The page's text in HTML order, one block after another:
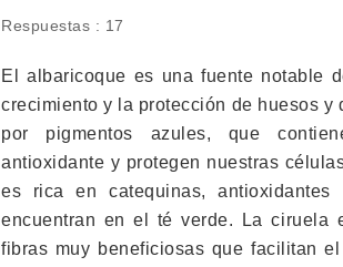
Respuestas : 17
El albaricoque es una fuente notable
crecimiento y la protección de huesos y
por pigmentos azules, que
antioxidante y protegen nuestras
es rica en catequinas,
encuentran en el té verde. La ciruela
fibras muy beneficiosas que facilitan